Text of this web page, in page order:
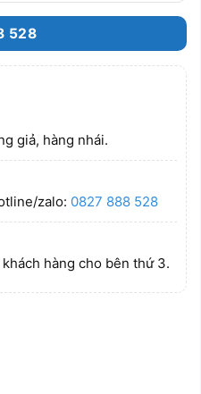
528
giả, hàng nhái.
zalo: 0827 888 528
hàng cho bên thứ 3.